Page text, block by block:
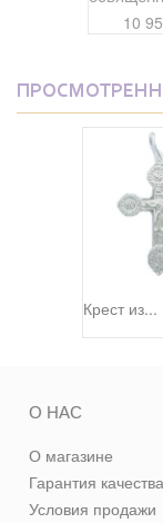
10
Крест из...
О НАС
О магазине
Гарантия качества
Условия продажи